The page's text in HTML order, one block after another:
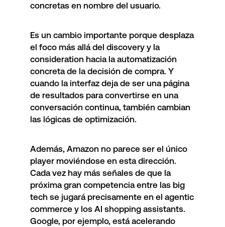
concretas en nombre del usuario.
Es un cambio importante porque desplaza
el foco más allá del discovery y la
consideration hacia la automatización
concreta de la decisión de compra. Y
cuando la interfaz deja de ser una página
de resultados para convertirse en una
conversación continua, también cambian
las lógicas de optimización.
Además, Amazon no parece ser el único
player moviéndose en esta dirección.
Cada vez hay más señales de que la
próxima gran competencia entre las big
tech se jugará precisamente en el agentic
commerce y los AI shopping assistants.
Google, por ejemplo, está acelerando